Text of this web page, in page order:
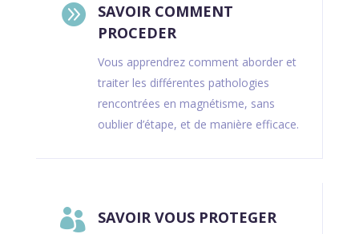

SAVOIR COMMENT
PROCEDER
Vous apprendrez comment aborder et
traiter les différentes pathologies
rencontrées en magnétisme, sans
oublier d’étape, et de manière efficace.
 SAVOIR VOUS PROTEGER